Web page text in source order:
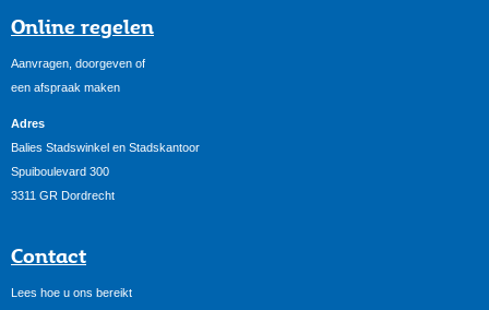
Online regelen
Aanvragen, doorgeven of
een afspraak maken
Adres
Balies Stadswinkel en Stadskantoor
Spuiboulevard 300
3311 GR Dordrecht
Contact
Lees hoe u ons bereikt